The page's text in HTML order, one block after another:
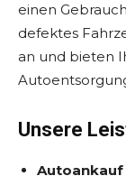
einen
defektes
an und bieten
Unsere
Autoankauf